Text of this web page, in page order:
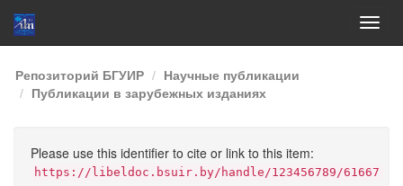
Skip
navigation
Репозиторий БГУИР
Научные публикации
Публикации в зарубежных изданиях
Please use this identifier to cite or link to this item:
https://libeldoc.bsuir.by/handle/123456789/61667